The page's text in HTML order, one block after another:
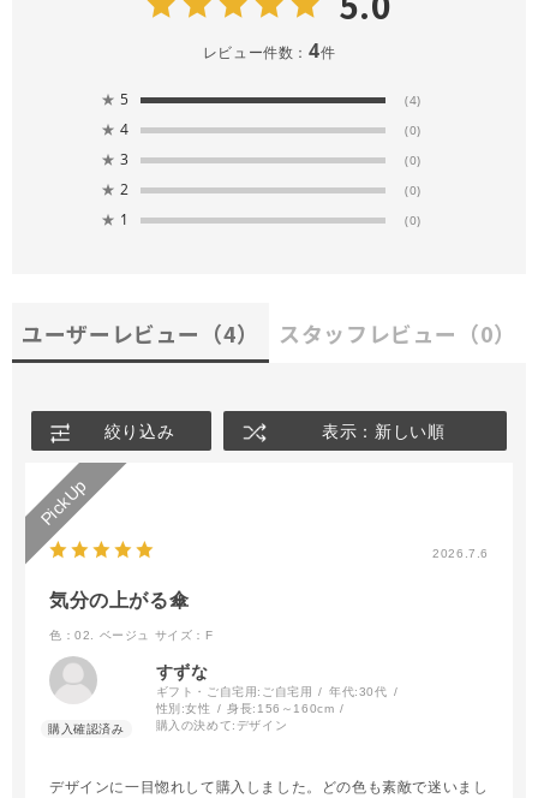
レビュー件数： 4件
★ 5 (4)
★ 4 (0)
★ 3 (0)
★ 2 (0)
★ 1 (0)
ユーザーレビュー （4） スタッフレビュー （0）
絞り込み 表示：新しい順
2026.7.6
気分の上がる傘
色：02. ベージュ サイズ：F
すずな
ギフト・ご自宅用: ご自宅用 年代:30代
性別:女性 身長: 156～160cm
購入の決めて: デザイン
デザインに一目惚れして購入しました。どの色も素敵で迷いまし